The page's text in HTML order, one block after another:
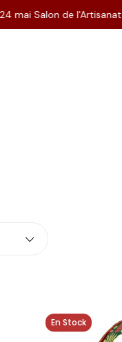
mai Salon de l'Artisanat
En Stock